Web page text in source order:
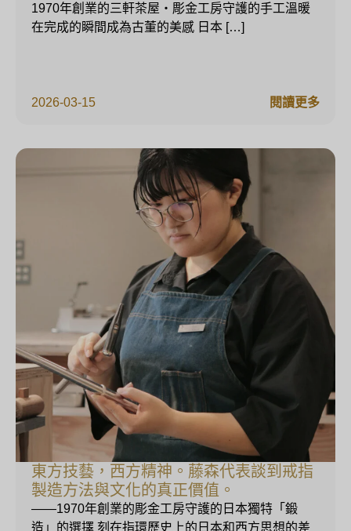
2026-03-15
1970年創業的三軒茶屋・彫金工房守護的手工溫暖
在完成的瞬間成為古董的美感 日本 […]
閱讀更多
東方技藝，西方精神。藤森代表談到戒指
製造方法與文化的真正價值。
——1970年創業的彫金工房守護的日本獨特「鍛
造」的選擇 刻在指環歷史上的日本和西方思想的差